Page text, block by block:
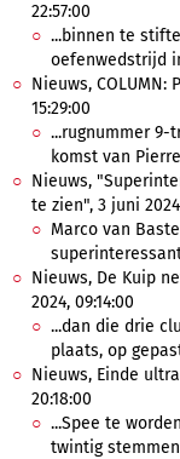
22:57:00
...binnen te
oefenwedstrijd
Nieuws,
15:29:00
...rugnummer 9-
komst van
Nieuws,
te zien", 3 juni
Marco van
Nieuws, De Kuip
2024, 09:14:00
...dan die drie
plaats, op
Nieuws, Einde
20:18:00
...Spee te
twintig